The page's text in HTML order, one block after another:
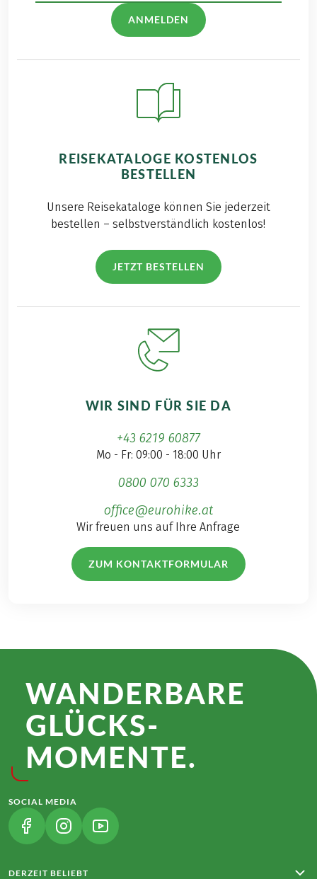
ANMELDEN
REISEKATALOGE KOSTENLOS
BESTELLEN
Unsere Reisekataloge können Sie jederzeit
bestellen – selbstverständlich kostenlos!
JETZT BESTELLEN
WIR SIND FÜR SIE DA
+43 6219 60877
Mo - Fr: 09:00 - 18:00 Uhr
0800 070 6333
office@eurohike.at
Wir freuen uns auf Ihre Anfrage
ZUM KONTAKTFORMULAR
WANDER­BARE
GLÜCKS­
MOMENTE.
SOCIAL MEDIA
(LINK ÖFFNET IN NEUEM TAB)
(LINK ÖFFNET IN NEUEM TAB)
(LINK ÖFFNET IN NEUEM TAB)
DERZEIT BELIEBT